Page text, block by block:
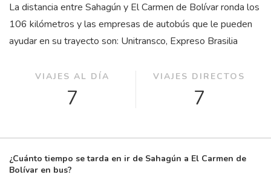
La distancia entre Sahagún y El Carmen de Bolívar ronda los
106 kilómetros y las empresas de autobús que le pueden
ayudar en su trayecto son: Unitransco, Expreso Brasilia
VIAJES AL DÍA
7
VIAJES DIRECTOS
7
¿Cuánto tiempo se tarda en ir de Sahagún a El Carmen de
Bolívar en bus?